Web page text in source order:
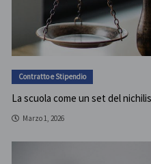
Contratto e Stipendio
La scuola come un set del
Marzo 1, 2026